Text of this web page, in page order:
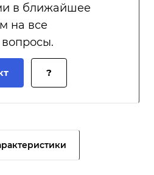
в ближайшее
на все
?